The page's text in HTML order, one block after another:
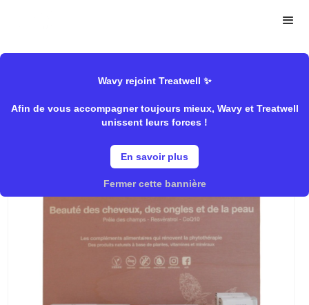
Wavy rejoint Treatwell ✨
Afin de vous accompagner toujours mieux, Wavy et Treatwell
unissent leurs forces !
En savoir plus
Fermer cette bannière
Kit Beauté